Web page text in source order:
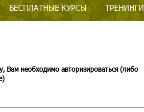
БЕСПЛАТНЫЕ КУРСЫ ТРЕНИНГИ
Вам необходимо авторизироваться (либо